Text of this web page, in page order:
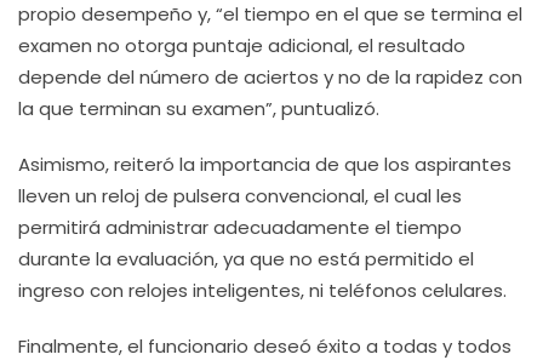
propio desempeño y, “el tiempo en el que se termina el
examen no otorga puntaje adicional, el resultado
depende del número de aciertos y no de la rapidez con
la que terminan su examen”, puntualizó.
Asimismo, reiteró la importancia de que los aspirantes
lleven un reloj de pulsera convencional, el cual les
permitirá administrar adecuadamente el tiempo
durante la evaluación, ya que no está permitido el
ingreso con relojes inteligentes, ni teléfonos celulares.
Finalmente, el funcionario deseó éxito a todas y todos